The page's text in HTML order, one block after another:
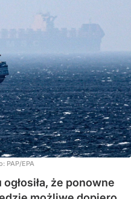
PAP/EPA
że ponowne